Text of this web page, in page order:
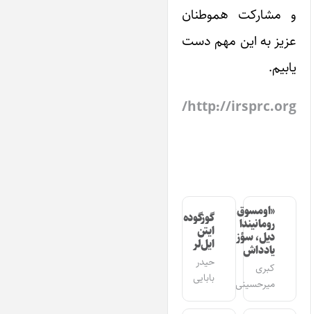
و مشارکت هموطنان
عزیز به این مهم دست
یابیم.
http://irsprc.org/
«اومسوق»
رومانیندا
دیل، سؤز،
یادداش
کبری
میرحسینی
گوزگوده
ایتن
ایل‌لر
حیدر
بابایی